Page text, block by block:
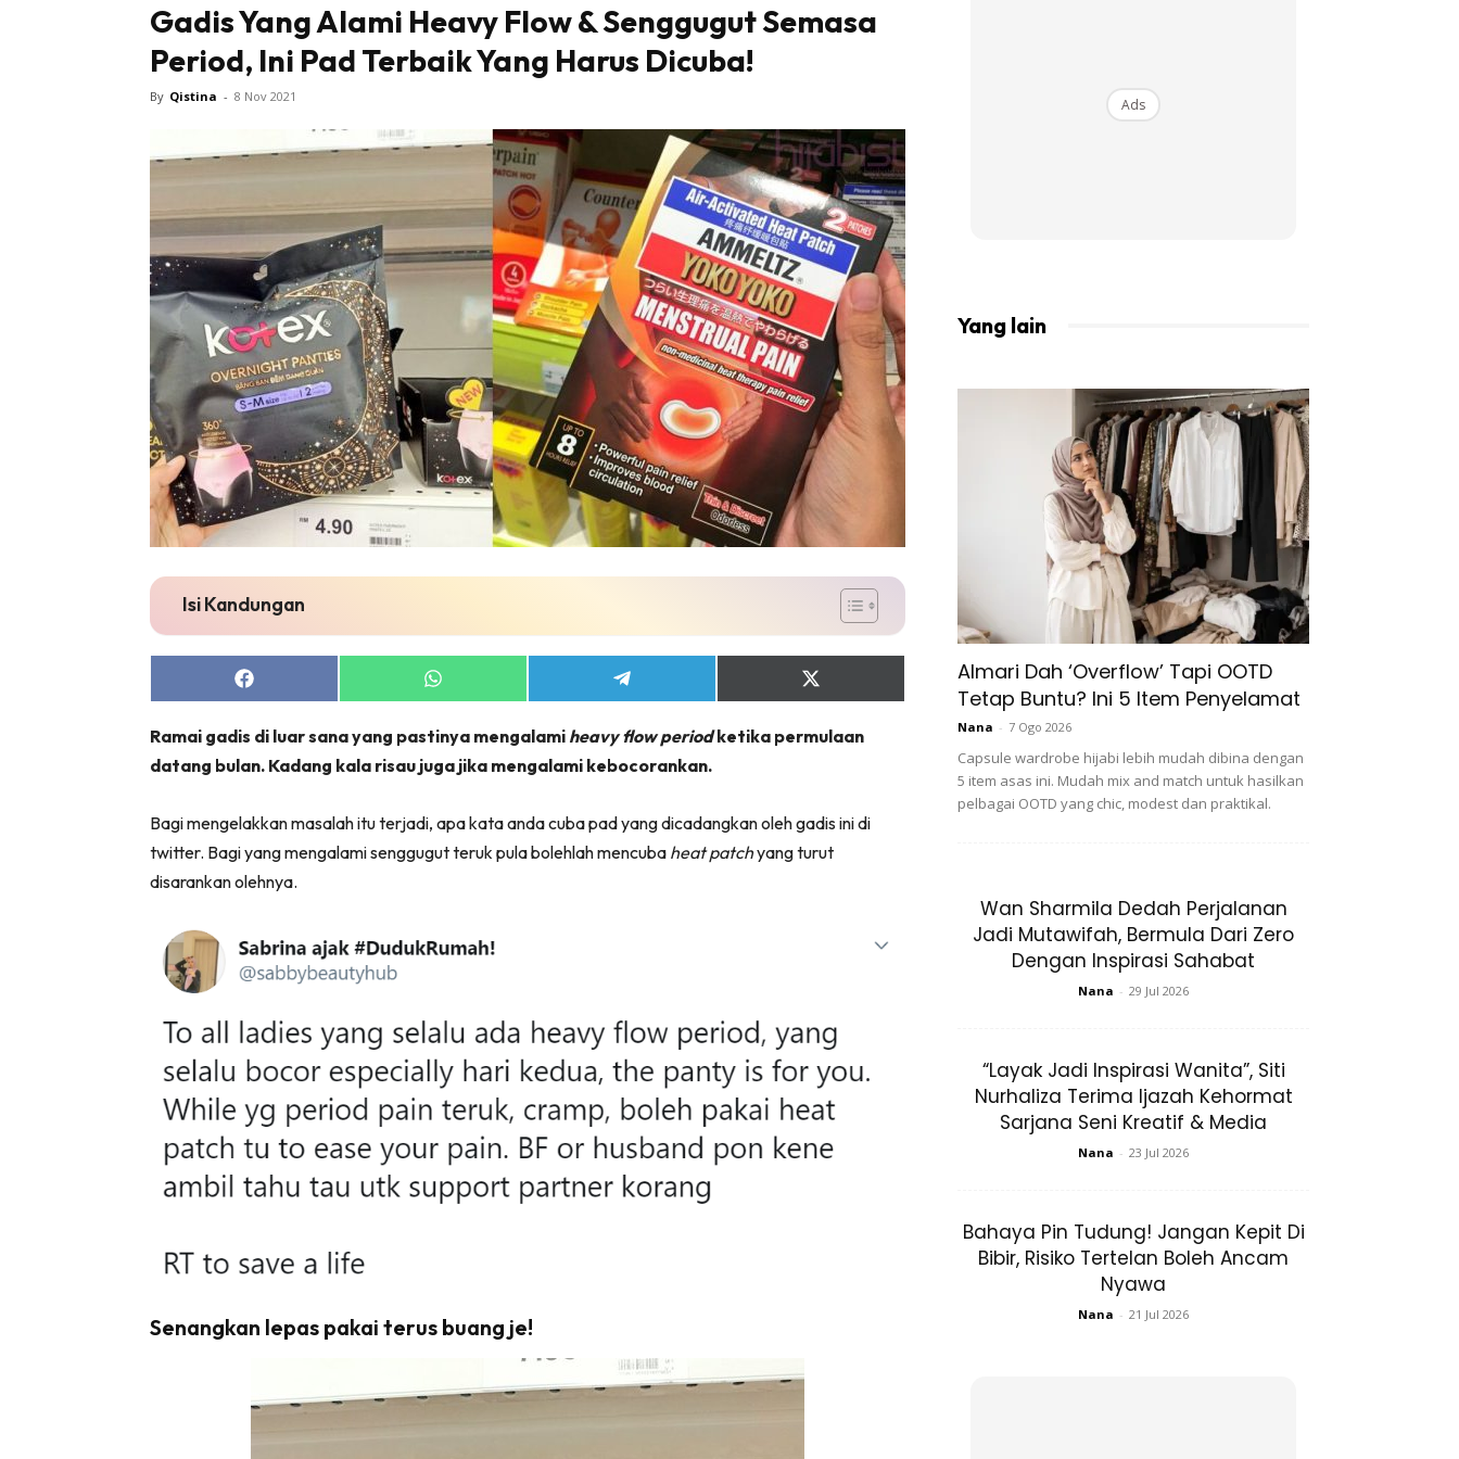
Tampil #1 on top dengan fashion muslimah terkini di HIJABISTA!
KLIK DI SEENI
Gadis Yang Alami Heavy Flow & Senggugut Semasa
Period, Ini Pad Terbaik Yang Harus Dicuba!
By Qistina - 8 Nov 2021
Isi Kandungan
Share
on
Share
on
Share
on
Share
on
(Twitter)
Ramai gadis di luar sana yang pastinya mengalami heavy flow periodketika permulaan
datang bulan. Kadang kala risau juga jika mengalami kebocorankan.
Bagi mengelakkan masalah itu terjadi, apa kata anda cuba pad yang dicadangkan oleh gadis ini di
twitter. Bagi yang mengalami senggugut teruk pula bolehlah mencuba heat patchyang turut
disarankan olehnya.
Senangkan lepas pakai terus buang je!
Ads
Yang lain
Almari Dah ‘Overflow’ Tapi OOTD
Tetap Buntu? Ini 5 Item Penyelamat
Nana - 7 Ogo 2026
Capsule wardrobe hijabi lebih mudah dibina dengan
5 item asas ini. Mudah mix and match untuk hasilkan
pelbagai OOTD yang chic, modest dan praktikal.
Wan Sharmila Dedah Perjalanan
Jadi Mutawifah, Bermula Dari Zero
Dengan Inspirasi Sahabat
Nana - 29 Jul 2026
“Layak Jadi Inspirasi Wanita”, Siti
Nurhaliza Terima Ijazah Kehormat
Sarjana Seni Kreatif & Media
Nana - 23 Jul 2026
Bahaya Pin Tudung! Jangan Kepit Di
Bibir, Risiko Tertelan Boleh Ancam
Nyawa
Nana - 21 Jul 2026